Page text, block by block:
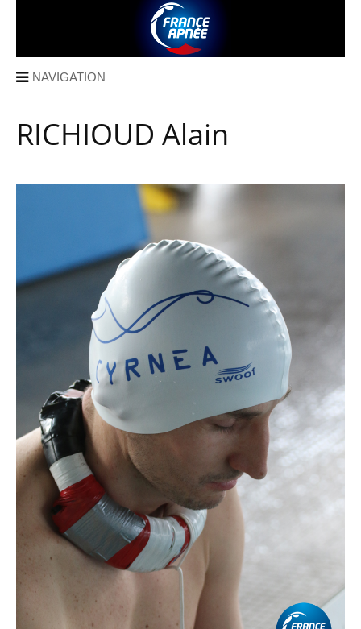
NAVIGATION
RICHIOUD Alain